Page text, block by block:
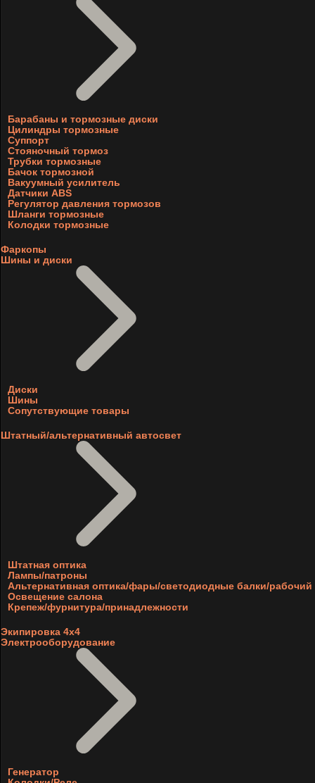
Барабаны и тормозные диски
Цилиндры тормозные
Суппорт
Стояночный тормоз
Трубки тормозные
Бачок тормозной
Вакуумный усилитель
Датчики ABS
Регулятор давления тормозов
Шланги тормозные
Колодки тормозные
Фаркопы
Шины и диски
Диски
Шины
Сопутствующие товары
Штатный/альтернативный автосвет
Штатная оптика
Лампы/патроны
Альтернативная оптика/фары/светодиодные балки/рабочий
Освещение салона
Крепеж/фурнитура/принадлежности
Экипировка 4х4
Электрооборудование
Генератор